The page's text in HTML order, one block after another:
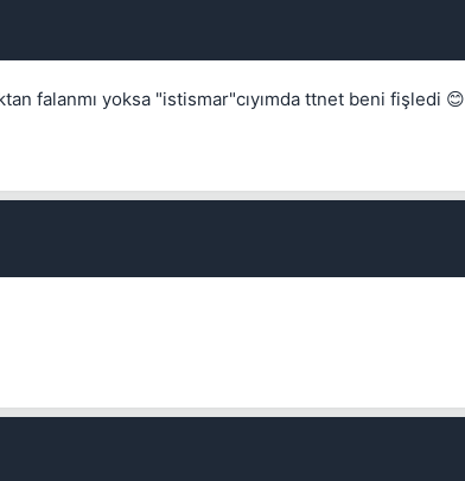
falanmı yoksa "istismar"cıyımda ttnet beni fişledi 😊